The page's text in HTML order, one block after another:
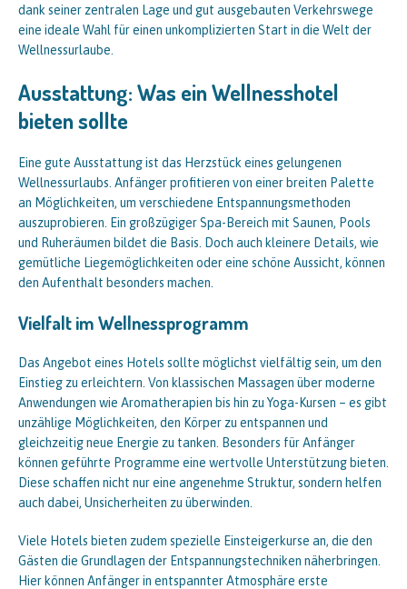
dank seiner zentralen Lage und gut ausgebauten Verkehrswege
eine ideale Wahl für einen unkomplizierten Start in die Welt der
Wellnessurlaube.
Ausstattung: Was ein Wellnesshotel
bieten sollte
Eine gute Ausstattung ist das Herzstück eines gelungenen
Wellnessurlaubs. Anfänger profitieren von einer breiten Palette
an Möglichkeiten, um verschiedene Entspannungsmethoden
auszuprobieren. Ein großzügiger Spa-Bereich mit Saunen, Pools
und Ruheräumen bildet die Basis. Doch auch kleinere Details, wie
gemütliche Liegemöglichkeiten oder eine schöne Aussicht, können
den Aufenthalt besonders machen.
Vielfalt im Wellnessprogramm
Das Angebot eines Hotels sollte möglichst vielfältig sein, um den
Einstieg zu erleichtern. Von klassischen Massagen über moderne
Anwendungen wie Aromatherapien bis hin zu Yoga-Kursen – es gibt
unzählige Möglichkeiten, den Körper zu entspannen und
gleichzeitig neue Energie zu tanken. Besonders für Anfänger
können geführte Programme eine wertvolle Unterstützung bieten.
Diese schaffen nicht nur eine angenehme Struktur, sondern helfen
auch dabei, Unsicherheiten zu überwinden.
Viele Hotels bieten zudem spezielle Einsteigerkurse an, die den
Gästen die Grundlagen der Entspannungstechniken näherbringen.
Hier können Anfänger in entspannter Atmosphäre erste